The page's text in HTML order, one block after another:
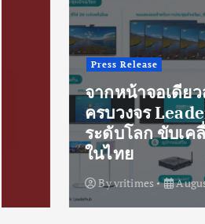
Press Release
จากหน้าจอเดียวสู่ระบ
ครบวงจร Leaderhub
ระดับโลก ขับเคลื่อนกา
ในไทย
vritimes August 6, 2026